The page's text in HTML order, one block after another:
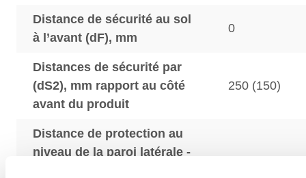
Distance de sécurité au sol
à l’avant (dF), mm
0
Distances de sécurité par
(dS2), mm rapport au côté
avant du produit
250 (150)
Distance de protection au
niveau de la paroi latérale -